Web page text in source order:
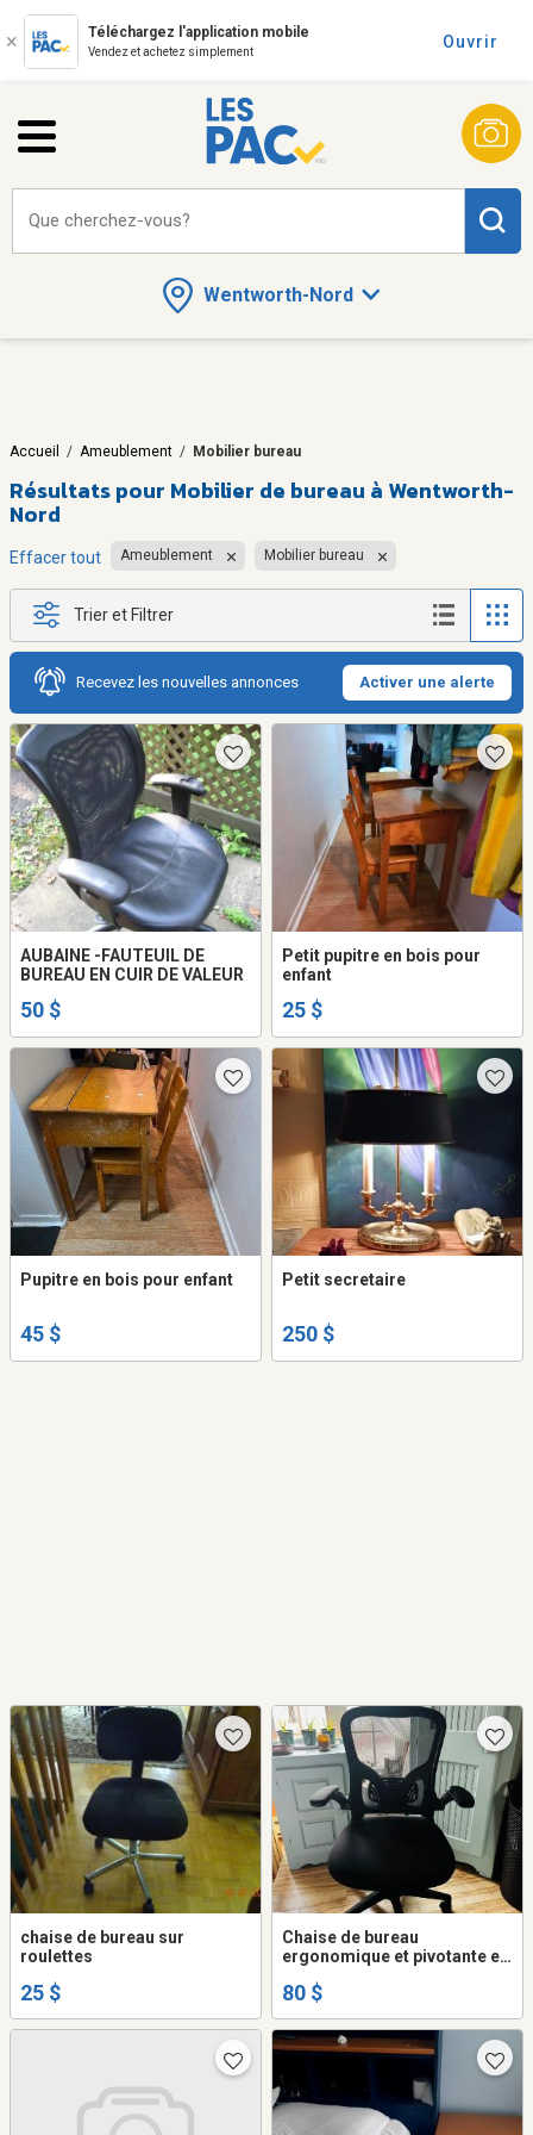
Téléchargez l'application mobile
Vendez et achetez simplement
Ouvrir
Wentworth-Nord
Que cherchez-vous?
Accueil / Ameublement / Mobilier bureau
Résultats pour Mobilier de bureau à Wentworth-
Nord
Effacer tout Ameublement Mobilier bureau
Trier et Filtrer
Recevez les nouvelles annonces Activer une alerte
AUBAINE -FAUTEUIL DE
BUREAU EN CUIR DE VALEUR
50 $
Petit pupitre en bois pour
enfant
25 $
Pupitre en bois pour enfant
45 $
Petit secretaire
250 $
chaise de bureau sur
roulettes
25 $
Chaise de bureau
ergonomique et pivotante en
80 $